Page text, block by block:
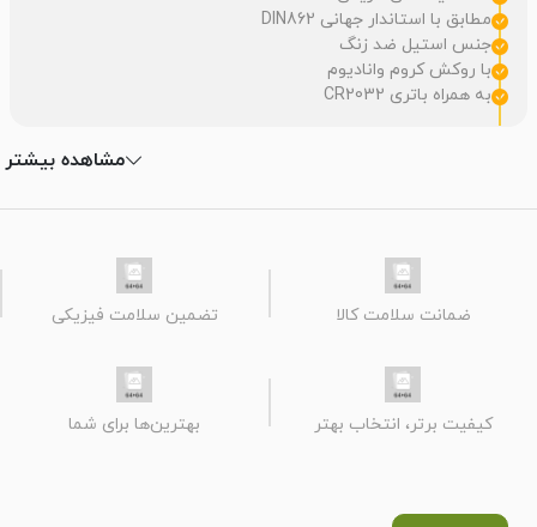
مطابق با استاندار جهانی DIN862
جنس استیل ضد زنگ
با روکش کروم وانادیوم
به همراه باتری CR2032
مشاهده بیشتر
ضمانت سلامت کالا تضمین سلامت فیزیکی
کیفیت برتر، انتخاب بهتر بهترین‌ها برای شما